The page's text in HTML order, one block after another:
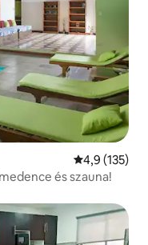
Átlagos
4,9 (135)
és szauna!